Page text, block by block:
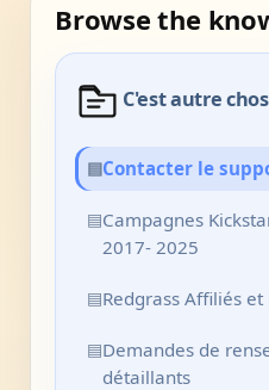
Browse the
C'est autre
▤Contacter le
▤Campagnes
2017- 2025
▤Redgrass Affiliés
▤Demandes de
détaillants